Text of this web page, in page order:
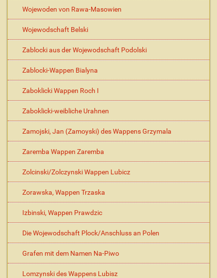
Wojewoden von Rawa-Masowien
Wojewodschaft Belski
Zablocki aus der Wojewodschaft Podolski
Zablocki-Wappen Bialyna
Zaboklicki Wappen Roch I
Zaboklicki-weibliche Urahnen
Zamojski, Jan (Zamoyski) des Wappens Grzymala
Zaremba Wappen Zaremba
Zolcinski/Zolczynski Wappen Lubicz
Zorawska, Wappen Trzaska
Izbinski, Wappen Prawdzic
Die Wojewodschaft Plock/Anschluss an Polen
Grafen mit dem Namen Na-Piwo
Lomzynski des Wappens Lubisz